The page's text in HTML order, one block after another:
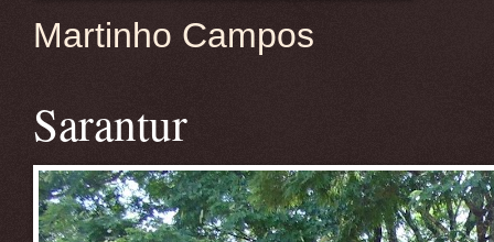
Martinho Campos
Sarantur